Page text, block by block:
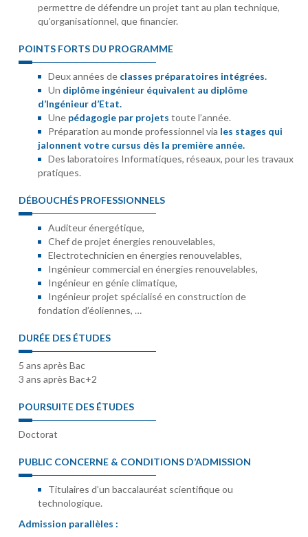
permettre de défendre un projet tant au plan technique,
qu’organisationnel, que financier.
POINTS FORTS DU PROGRAMME
Deux années de classes préparatoires intégrées.
Un diplôme ingénieur équivalent au diplôme
d’Ingénieur d’Etat.
Une pédagogie par projets toute l’année.
Préparation au monde professionnel via les stages qui
jalonnent votre cursus dès la première année.
Des laboratoires Informatiques, réseaux, pour les travaux
pratiques.
DÉBOUCHÉS PROFESSIONNELS
Auditeur énergétique,
Chef de projet énergies renouvelables,
Electrotechnicien en énergies renouvelables,
Ingénieur commercial en énergies renouvelables,
Ingénieur en génie climatique,
Ingénieur projet spécialisé en construction de
fondation d’éoliennes, …
DURÉE DES ÉTUDES
5 ans après Bac
3 ans après Bac+2
POURSUITE DES ÉTUDES
Doctorat
PUBLIC CONCERNE & CONDITIONS D’ADMISSION
Titulaires d’un baccalauréat scientifique ou
technologique.
Admission parallèles :